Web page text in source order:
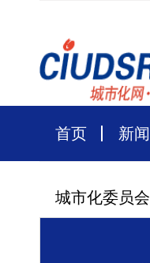
首页 新闻
城市化委员会